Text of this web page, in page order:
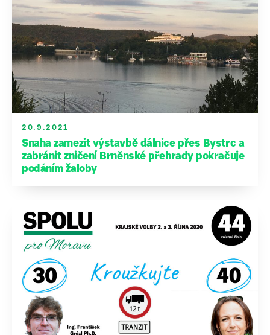
Podpořte nás
Přidejte se!
20.9.2021
Snaha zamezit výstavbě dálnice přes Bystrc a
zabránit zničení Brněnské přehrady pokračuje
podáním žaloby